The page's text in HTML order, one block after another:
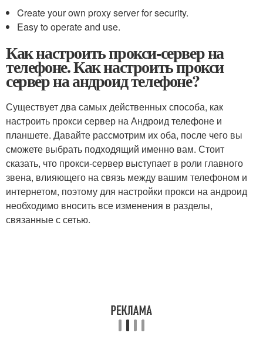
Create your own proxy server for security.
Easy to operate and use.
Как настроить прокси-сервер на
телефоне. Как настроить прокси
сервер на андроид телефоне?
Существует два самых действенных способа, как
настроить прокси сервер на Андроид телефоне и
планшете. Давайте рассмотрим их оба, после чего вы
сможете выбрать подходящий именно вам. Стоит
сказать, что прокси-сервер выступает в роли главного
звена, влияющего на связь между вашим телефоном и
интернетом, поэтому для настройки прокси на андроид
необходимо вносить все изменения в разделы,
связанные с сетью.